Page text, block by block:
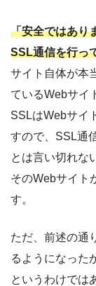
「安全ではあり
SSL通信を行っ
サイト自体が本
ているWebサイ
SSLはWebサイ
すので、SSL通
とは言い切れな
そのWebサイト
す。
ただ、前述の通
るようになった
というわけでは